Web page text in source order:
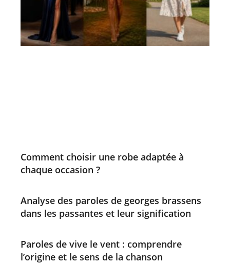
Comment choisir une robe adaptée à
chaque occasion ?
Analyse des paroles de georges brassens
dans les passantes et leur signification
Paroles de vive le vent : comprendre
l’origine et le sens de la chanson